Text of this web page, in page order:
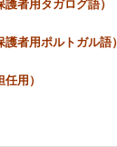
者用ポルトガル語）
用）